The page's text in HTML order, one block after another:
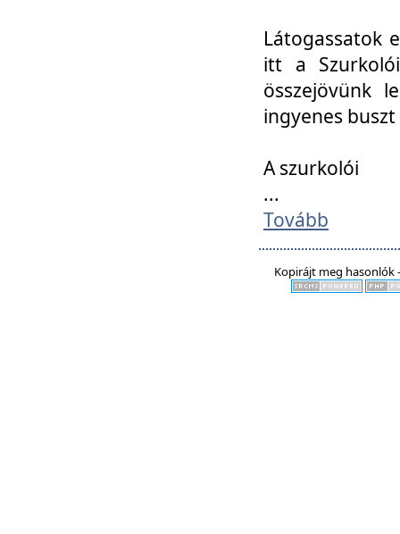
Látogassatok
itt a
összejövünk
ingyenes
A szurkolói
...
Tovább
Kopirájt meg hasonlók